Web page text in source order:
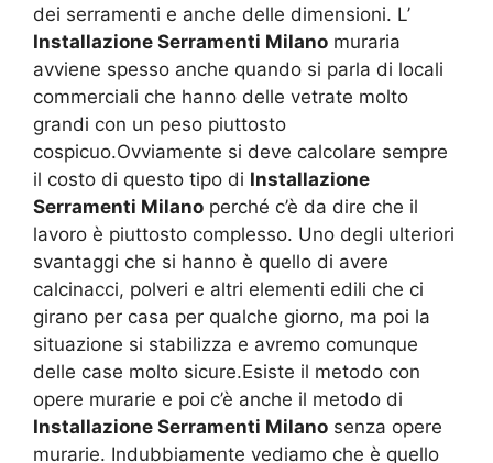
dei serramenti e anche delle dimensioni. L’
Installazione Serramenti Milano muraria
avviene spesso anche quando si parla di locali
commerciali che hanno delle vetrate molto
grandi con un peso piuttosto
cospicuo.Ovviamente si deve calcolare sempre
il costo di questo tipo di Installazione
Serramenti Milano perché c’è da dire che il
lavoro è piuttosto complesso. Uno degli ulteriori
svantaggi che si hanno è quello di avere
calcinacci, polveri e altri elementi edili che ci
girano per casa per qualche giorno, ma poi la
situazione si stabilizza e avremo comunque
delle case molto sicure.Esiste il metodo con
opere murarie e poi c’è anche il metodo di
Installazione Serramenti Milano senza opere
murarie. Indubbiamente vediamo che è quello